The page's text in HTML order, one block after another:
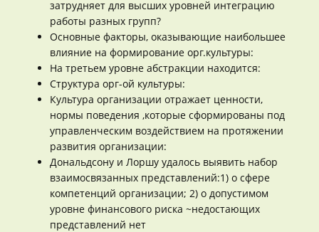
затрудняет для высших уровней интеграцию
работы разных групп?
Основные факторы, оказывающие наибольшее
влияние на формирование орг.культуры:
На третьем уровне абстракции находится:
Структура орг-ой культуры:
Культура организации отражает ценности,
нормы поведения ,которые сформированы под
управленческим воздействием на протяжении
развития организации:
Дональдсону и Лоршу удалось выявить набор
взаимосвязанных представлений:1) о сфере
компетенций организации; 2) о допустимом
уровне финансового риска ~недостающих
представлений нет